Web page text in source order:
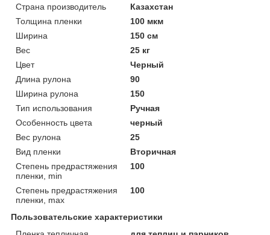
Страна производитель
Казахстан
Толщина пленки
100 мкм
Ширина
150 см
Вес
25 кг
Цвет
Черный
Длина рулона
90
Ширина рулона
150
Тип использования
Ручная
Особенность цвета
черный
Вес рулона
25
Вид пленки
Вторичная
Степень предрастяжения
пленки, min
100
Степень предрастяжения
пленки, max
100
Пользовательские характеристики